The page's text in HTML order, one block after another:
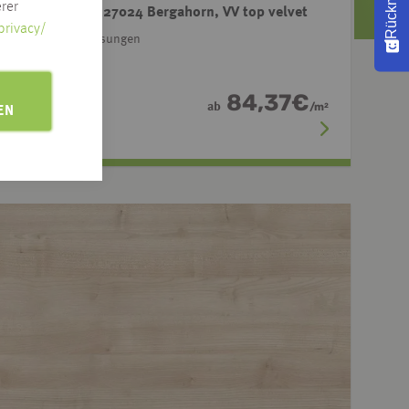
HPL belegt R27024 Bergahorn, VV top velvet
Abmessungen
ab 84,37€/m2